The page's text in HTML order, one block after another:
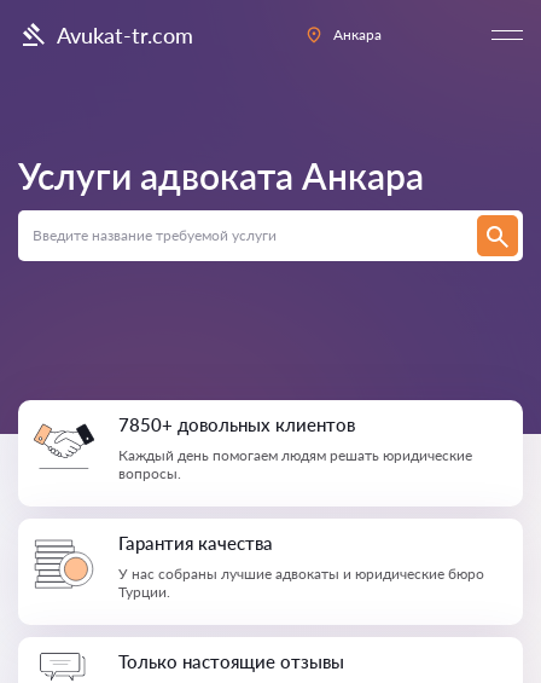
Avukat-tr.com Анкара
Услуги адвоката Анкара
7850+ довольных клиентов
Каждый день помогаем людям решать юридические
вопросы.
Гарантия качества
У нас собраны лучшие адвокаты и юридические бюро
Турции.
Только настоящие отзывы